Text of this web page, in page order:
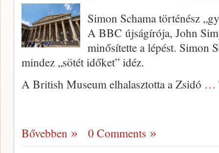
Simon Schama történész
A BBC újságírója, John
minősítette a lépést. Simon
mindez „sötét időket” idéz.
A British Museum elhalasztotta a Zsidó …
Bővebben 0 Comments